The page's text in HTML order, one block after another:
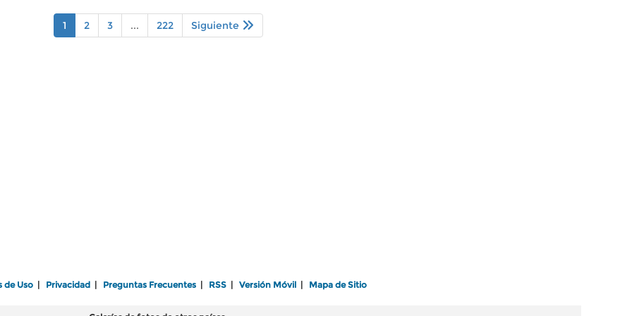
1 2 3 ... 222 Siguiente
de Uso Privacidad Preguntas Frecuentes RSS Versión Móvil Mapa de Sitio